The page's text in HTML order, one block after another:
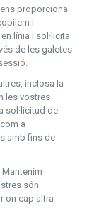
proporciona
i
línia i sol·licita
de les galetes
inclosa la
les vostres
sol·licitud de
a
amb fins de
són
on cap altra